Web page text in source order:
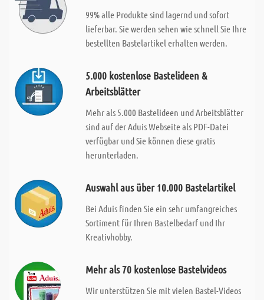
99% alle Produkte sind lagernd und sofort
lieferbar. Sie werden sehen wie schnell Sie Ihre
bestellten Bastelartikel erhalten werden.
5.000 kostenlose Bastelideen &
Arbeitsblätter
Mehr als 5.000 Bastelideen und Arbeitsblätter
sind auf der Aduis Webseite als PDF-Datei
verfügbar und Sie können diese gratis
herunterladen.
Auswahl aus über 10.000 Bastelartikel
Bei Aduis finden Sie ein sehr umfangreiches
Sortiment für Ihren Bastelbedarf und Ihr
Kreativhobby.
Mehr als 70 kostenlose Bastelvideos
Wir unterstützen Sie mit vielen Bastel-Videos